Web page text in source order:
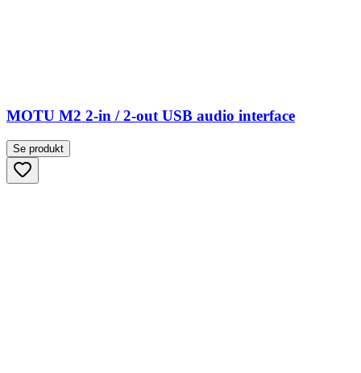
MOTU M2 2-in / 2-out USB audio interface
Se produkt